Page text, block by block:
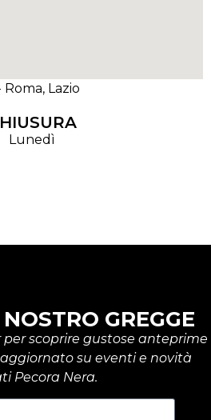
Roma, Lazio
Lunedì
GREGGE
scoprire gustose anteprime
su eventi e novità
Pecora Nera.